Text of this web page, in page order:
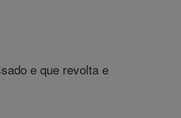
e que revolta e